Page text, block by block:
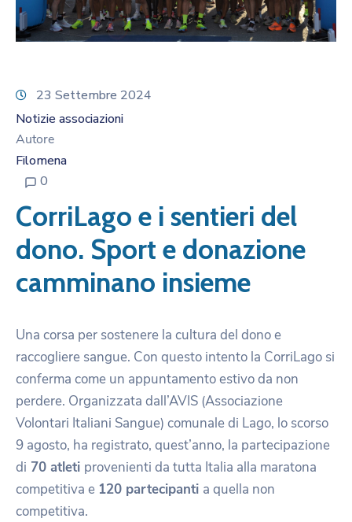
23 Settembre 2024
Notizie associazioni
Autore
Filomena
0
CorriLago e i sentieri del
dono. Sport e donazione
camminano insieme
Una corsa per sostenere la cultura del dono e
raccogliere sangue. Con questo intento la CorriLago si
conferma come un appuntamento estivo da non
perdere. Organizzata dall’AVIS (Associazione
Volontari Italiani Sangue) comunale di Lago, lo scorso
9 agosto, ha registrato, quest’anno, la partecipazione
di 70 atleti provenienti da tutta Italia alla maratona
competitiva e 120 partecipanti a quella non
competitiva.